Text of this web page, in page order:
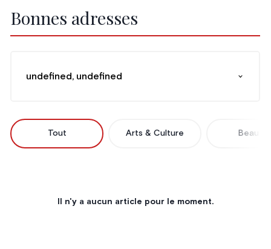
Bonnes adresses
undefined, undefined
Tout Arts & Culture Beauté
Il n'y a aucun article pour le moment.